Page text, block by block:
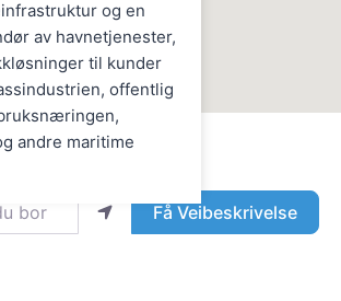
Få Veibeskrivelse
og en
av havnetjenester,
til kunder
offentlig
andre maritime